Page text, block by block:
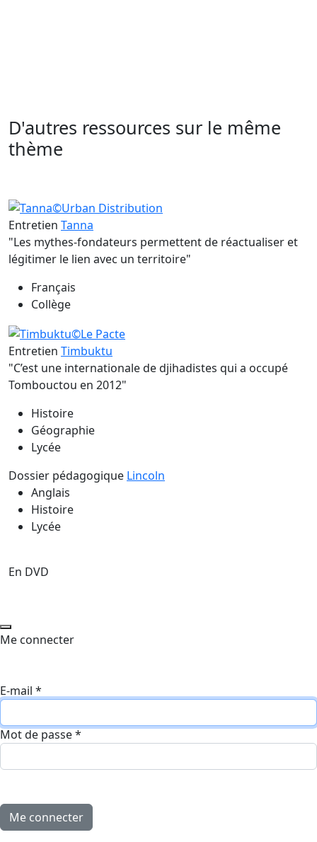
D'autres ressources sur le même
thème
Entretien Tanna
"Les mythes-fondateurs permettent de réactualiser et
légitimer le lien avec un territoire"
Français
Collège
Entretien Timbuktu
"C’est une internationale de djihadistes qui a occupé
Tombouctou en 2012"
Histoire
Géographie
Lycée
Dossier pédagogique Lincoln
Anglais
Histoire
Lycée
En DVD
Me connecter
E-mail *
Mot de passe*